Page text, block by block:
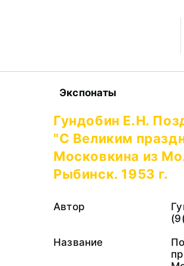
Экспонаты
Гундобин Е.Н.
"С Великим
Московкина из
Рыбинск. 1953 г.
Автор
Название